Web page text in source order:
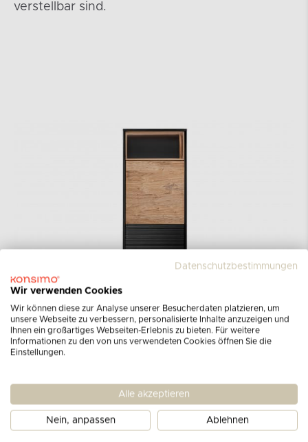
verstellbar sind.
Kollektion LOFTY
Die LOFTY-Kollektion ist das Ergebnis der
Arbeit herausragender Professoren. Sie wurde
so konzipiert, dass sie so vielseitig wie möglich
Datenschutzbestimmungen
Wir verwenden Cookies
Wir können diese zur Analyse unserer Besucherdaten platzieren, um
unsere Webseite zu verbessern, personalisierte Inhalte anzuzeigen und
Ihnen ein großartiges Webseiten-Erlebnis zu bieten. Für weitere
Informationen zu den von uns verwendeten Cookies öffnen Sie die
Einstellungen.
Alle akzeptieren
Nein, anpassen Ablehnen